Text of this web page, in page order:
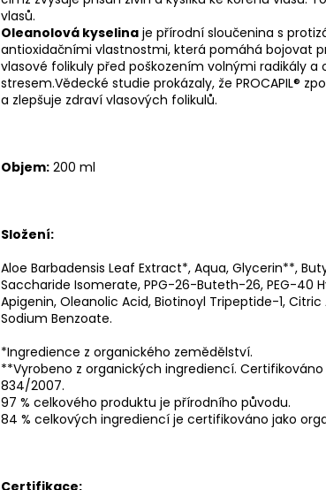
vlasů.
Oleanolová kyselina je přírodní sloučenina s
antioxidačními vlastnostmi, která pomáhá bojovat
vlasové folikuly před poškozením volnými radikály a
stresem.Vědecké studie prokázaly, že PROCAPIL®
a zlepšuje zdraví vlasových folikulů.
Objem: 200 ml
Složení:
Aloe Barbadensis Leaf Extract*, Aqua, Glycerin**,
Saccharide Isomerate, PPG-26-Buteth-26, PEG-40
Apigenin, Oleanolic Acid, Biotinoyl Tripeptide-1,
Sodium Benzoate.
*Ingredience z organického zemědělství.
**Vyrobeno z organických ingrediencí. Certifikováno
834/2007.
97 % celkového produktu je přírodního původu.
84 % celkových ingrediencí je certifikováno jako